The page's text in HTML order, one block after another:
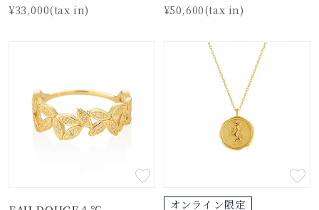
¥33,000(tax in) ¥50,600(tax in)
オンライン限定